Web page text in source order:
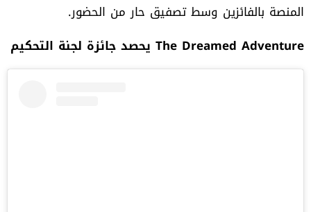
المنصة بالفائزين وسط تصفيق حار من الحضور.
The Dreamed Adventure يحصد جائزة لجنة التحكيم